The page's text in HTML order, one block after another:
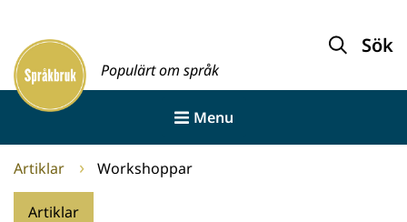
innehållet
Framsida
Populärt om språk
Sök
Menu
Artiklar Workshoppar
Artiklar